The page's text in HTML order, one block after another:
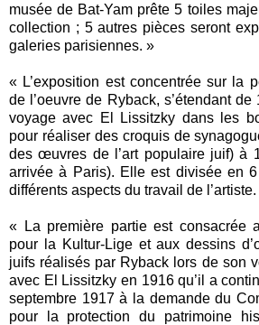
musée de Bat-Yam prête 5 toiles
collection ; 5 autres pièces seront
galeries parisiennes. »
« L’exposition est concentrée sur la
de l’oeuvre de Ryback, s’étendant de
voyage avec El Lissitzky dans les
pour réaliser des croquis de
des œuvres de l’art populaire juif) à
arrivée à Paris). Elle est divisée en
différents aspects du travail de l’artiste.
« La première partie est consacrée
pour la Kultur-Lige et aux dessins
juifs réalisés par Ryback lors de son
avec El Lissitzky en 1916 qu’il a
septembre 1917 à la demande du
pour la protection du patrimoine